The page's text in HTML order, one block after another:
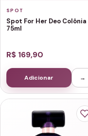
SPOT
Spot For Her Deo Colônia
75ml
R$ 169,90
Adicionar →